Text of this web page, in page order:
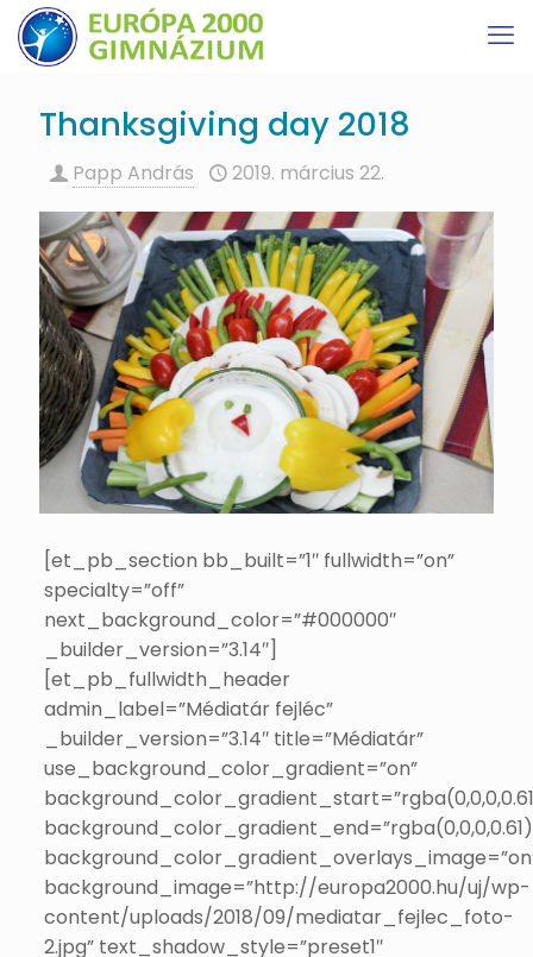
Thanksgiving day 2018
Papp András 2019. március 22.
[et_pb_section bb_built=”1″ fullwidth=”on”
specialty=”off”
next_background_color=”#000000″
_builder_version=”3.14″]
[et_pb_fullwidth_header
admin_label=”Médiatár fejléc”
_builder_version=”3.14″ title=”Médiatár”
use_background_color_gradient=”on”
background_image=”http://europa2000.hu/uj/wp-
content/uploads/2018/09/mediatar_fejlec_foto-
2.jpg” text_shadow_style=”preset1″